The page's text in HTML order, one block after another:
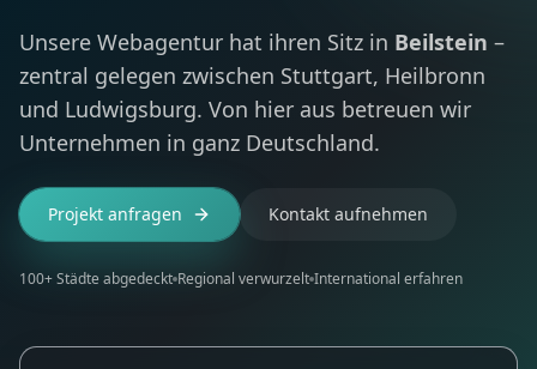
Unsere Webagentur hat ihren Sitz in Beilstein –
zentral gelegen zwischen Stuttgart, Heilbronn
und Ludwigsburg. Von hier aus betreuen wir
Unternehmen in ganz Deutschland.
Projekt anfragen Kontakt aufnehmen
100+ Städte abgedeckt Regional verwurzelt International erfahren